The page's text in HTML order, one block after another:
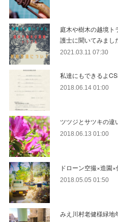
庭木や樹木の越境
護士に聞いてみまし
2021.03.11 07:30
私達にもできるよ
2018.06.14 01:00
ツツジとサツキの違
2018.06.13 01:00
ドローン空撮×造園
2018.05.05 01:50
みえ川村老健様緑地